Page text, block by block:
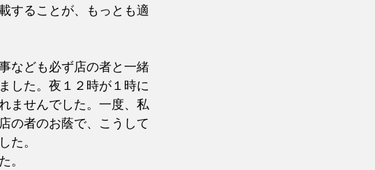
することが、もっとも適
なども必ず店の者と一緒
した。夜１２時が１時に
ませんでした。一度、私
の者のお蔭で、こうして
た。
。